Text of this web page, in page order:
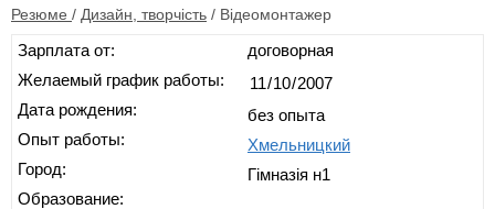
Резюме / Дизайн, творчість / Відеомонтажер
Зарплата от:
Желаемый график работы:
Дата рождения:
Опыт работы:
Город:
Образование:
договорная
без опыта
Хмельницкий
Гімназія н1